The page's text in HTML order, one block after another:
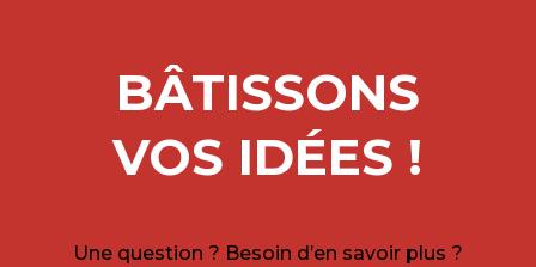
BÂTISSONS
VOS IDÉES !
Une question ? Besoin d’en savoir plus ?